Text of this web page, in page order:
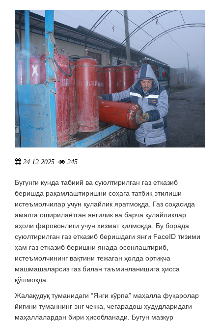
24.12.2025 245
Бугунги кунда табиий ва суюлтирилган газ етказиб
беришда рақамлаштиришни соҳага татбиқ этилиши
истеъмолчилар учун қулайлик яратмоқда. Газ соҳасида
амалга оширилаётган янгилик ва барча қулайликлар
аҳоли фаровонлиги учун хизмат қилмоқда. Бу борада
суюлтирилган газ етказиб беришдаги янги FaceID тизими
ҳам газ етказиб беришни янада осонлаштириб,
истеъмолчининг вақтини тежаган ҳолда ортиқча
машмашаларсиз газ билан таъминланишига ҳисса
қўшмоқда.
Жалақудуқ туманидаги “Янги кўрпа” маҳалла фуқаролар
йиғини туманнинг энг чекка, чегарадош ҳудудларидаги
маҳаллалардан бири ҳисобланади. Бугун мазкур